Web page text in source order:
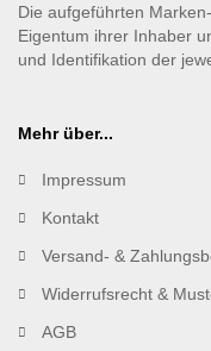
Die aufgeführten
Eigentum ihrer Inhaber
und Identifikation der
Mehr über...
Impressum
Kontakt
Versand- &
Widerrufsrecht &
AGB